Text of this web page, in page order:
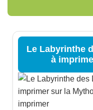
Le Labyrinthe
à